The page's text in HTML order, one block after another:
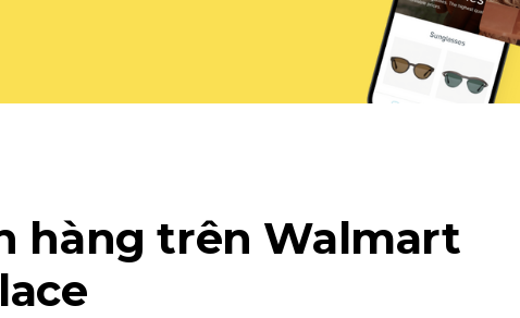
hàng trên Walmart